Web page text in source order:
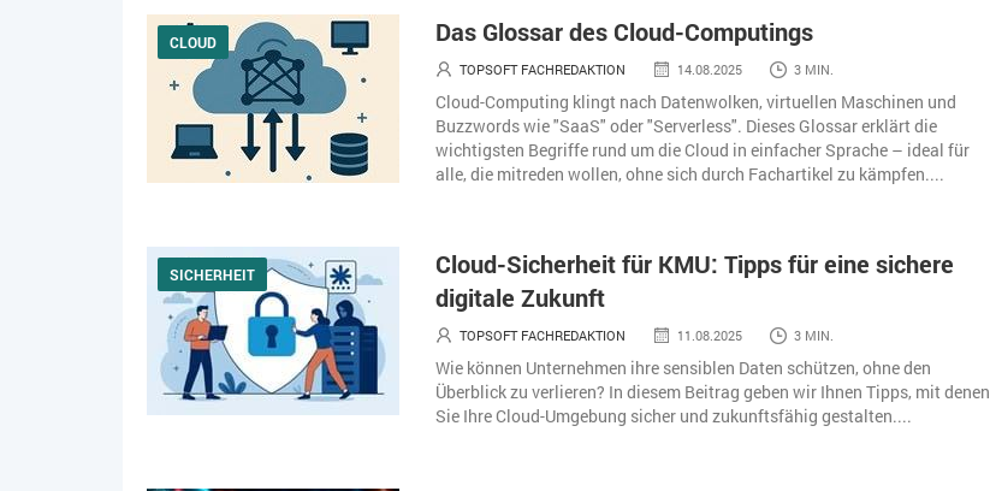
CLOUD Das Glossar des Cloud-Computings
TOPSOFT FACHREDAKTION 14.08.2025 3 MIN.
Cloud-Computing klingt nach Datenwolken, virtuellen Maschinen und
Buzzwords wie "SaaS" oder "Serverless". Dieses Glossar erklärt die
wichtigsten Begriffe rund um die Cloud in einfacher Sprache – ideal für
alle, die mitreden wollen, ohne sich durch Fachartikel zu kämpfen....
SICHERHEIT
Cloud-Sicherheit für KMU: Tipps für eine sichere
digitale Zukunft
TOPSOFT FACHREDAKTION 11.08.2025 3 MIN.
Wie können Unternehmen ihre sensiblen Daten schützen, ohne den
Überblick zu verlieren? In diesem Beitrag geben wir Ihnen Tipps, mit denen
Sie Ihre Cloud-Umgebung sicher und zukunftsfähig gestalten....